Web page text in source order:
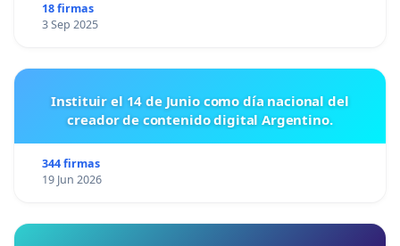
18 firmas
3 Sep 2025
Instituir el 14 de Junio como día nacional del
creador de contenido digital Argentino.
344 firmas
19 Jun 2026